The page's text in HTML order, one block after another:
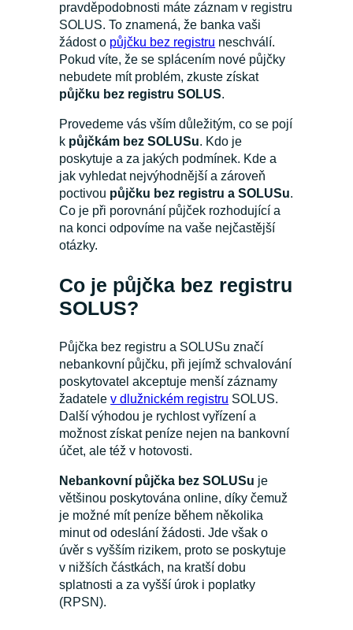
pravděpodobnosti máte záznam v registru
SOLUS. To znamená, že banka vaši
žádost o půjčku bez registru neschválí.
Pokud víte, že se splácením nové půjčky
nebudete mít problém, zkuste získat
půjčku bez registru SOLUS.
Provedeme vás vším důležitým, co se pojí
k půjčkám bez SOLUSu. Kdo je
poskytuje a za jakých podmínek. Kde a
jak vyhledat nejvýhodnější a zároveň
poctivou půjčku bez registru a SOLUSu.
Co je při porovnání půjček rozhodující a
na konci odpovíme na vaše nejčastější
otázky.
Co je půjčka bez registru
SOLUS?
Půjčka bez registru a SOLUSu značí
nebankovní půjčku, při jejímž schvalování
poskytovatel akceptuje menší záznamy
žadatelev dlužnickém registru SOLUS.
Další výhodou je rychlost vyřízení a
možnost získat peníze nejen na bankovní
účet, ale též v hotovosti.
Nebankovní půjčka bez SOLUSu je
většinou poskytována online, díky čemuž
je možné mít peníze během několika
minut od odeslání žádosti. Jde však o
úvěr s vyšším rizikem, proto se poskytuje
v nižších částkách, na kratší dobu
splatnosti a za vyšší úrok i poplatky
(RPSN).